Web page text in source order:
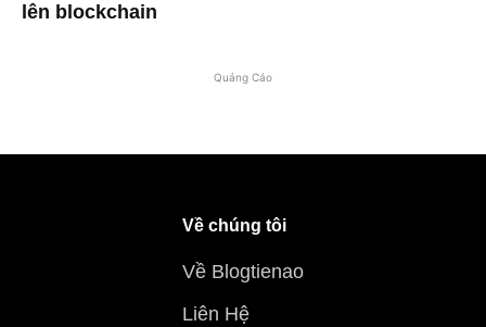
lên blockchain
Quảng Cáo
Về chúng tôi
Về Blogtienao
Liên Hệ